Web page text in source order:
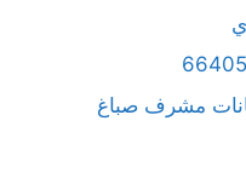
مشرف صباغ